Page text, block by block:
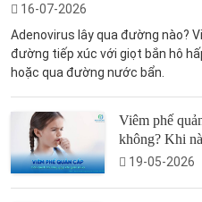
16-07-2026
Adenovirus lây qua đường nào?
đường tiếp xúc với giọt bắn hô
hoặc qua đường nước bẩn.
Viêm phế
không? Khi
19-05-2026